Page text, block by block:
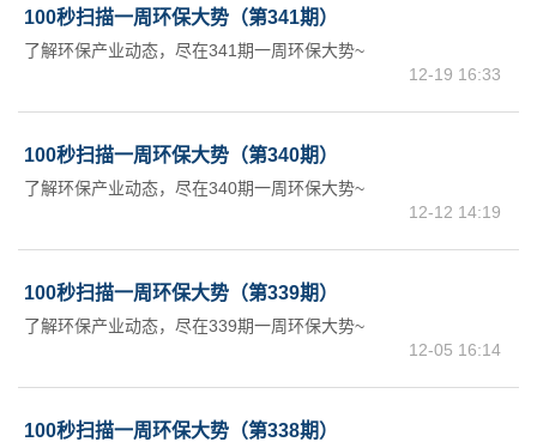
100秒扫描一周环保大势（第341期）
了解环保产业动态，尽在341期一周环保大势~
12-19 16:33
100秒扫描一周环保大势（第340期）
了解环保产业动态，尽在340期一周环保大势~
12-12 14:19
100秒扫描一周环保大势（第339期）
了解环保产业动态，尽在339期一周环保大势~
12-05 16:14
100秒扫描一周环保大势（第338期）